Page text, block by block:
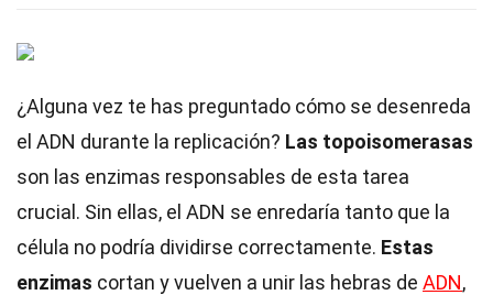
¿Alguna vez te has preguntado cómo se desenreda
el ADN durante la replicación? Las topoisomerasas
son las enzimas responsables de esta tarea
crucial. Sin ellas, el ADN se enredaría tanto que la
célula no podría dividirse correctamente. Estas
enzimas cortan y vuelven a unir las hebras de ADN,